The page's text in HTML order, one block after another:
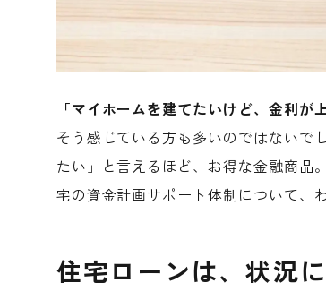
「マイホームを建てたいけど、金利が
そう感じている方も多いのではないで
たい」と言えるほど、お得な金融商品
宅の資金計画サポート体制について、
住宅ローンは、状況